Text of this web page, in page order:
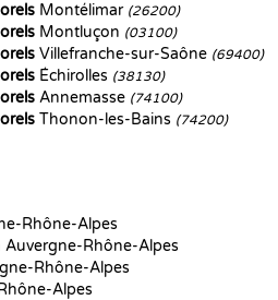
Montélimar (26200)
Montluçon (03100)
Villefranche-sur-Saône (69400)
Échirolles (38130)
Annemasse (74100)
Thonon-les-Bains (74200)
Rhône-Alpes
Auvergne-Rhône-Alpes
Rhône-Alpes
Alpes